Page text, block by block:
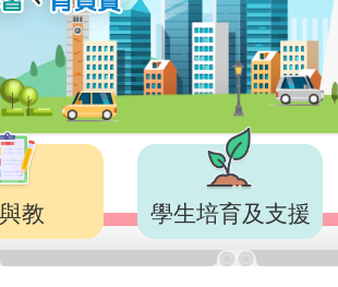
教 學生培育及支援